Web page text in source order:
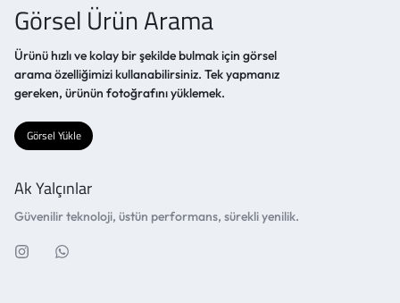
Görsel Ürün Arama
Ürünü hızlı ve kolay bir şekilde bulmak için görsel
arama özelliğimizi kullanabilirsiniz. Tek yapmanız
gereken, ürünün fotoğrafını yüklemek.
Görsel Yükle
Ak Yalçınlar
Güvenilir teknoloji, üstün performans, sürekli yenilik.